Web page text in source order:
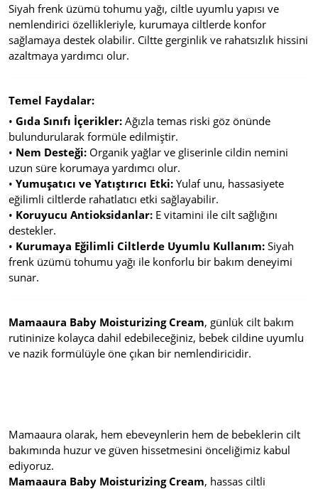
Siyah frenk üzümü tohumu yağı, ciltle uyumlu yapısı ve
nemlendirici özellikleriyle, kurumaya ciltlerde konfor
sağlamaya destek olabilir. Ciltte gerginlik ve rahatsızlık hissini
azaltmaya yardımcı olur.
Temel Faydalar:
• Gıda Sınıfı İçerikler: Ağızla temas riski göz önünde
bulundurularak formüle edilmiştir.
• Nem Desteği: Organik yağlar ve gliserinle cildin nemini
uzun süre korumaya yardımcı olur.
• Yumuşatıcı ve Yatıştırıcı Etki: Yulaf unu, hassasiyete
eğilimli ciltlerde rahatlatıcı etki sağlayabilir.
• Koruyucu Antioksidanlar: E vitamini ile cilt sağlığını
destekler.
• Kurumaya Eğilimli Ciltlerde Uyumlu Kullanım: Siyah
frenk üzümü tohumu yağı ile konforlu bir bakım deneyimi
sunar.
Mamaaura Baby Moisturizing Cream, günlük cilt bakım
rutininize kolayca dahil edebileceğiniz, bebek cildine uyumlu
ve nazik formülüyle öne çıkan bir nemlendiricidir.
Mamaaura olarak, hem ebeveynlerin hem de bebeklerin cilt
bakımında huzur ve güven hissetmesini önceliğimiz kabul
ediyoruz.
Mamaaura Baby Moisturizing Cream, hassas ciltli